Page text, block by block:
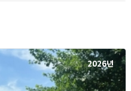
2026년